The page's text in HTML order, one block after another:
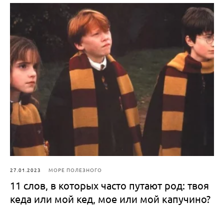
27.01.2023 МОРЕ ПОЛЕЗНОГО
11 слов, в которых часто путают род: твоя
кеда или мой кед, мое или мой капучино?